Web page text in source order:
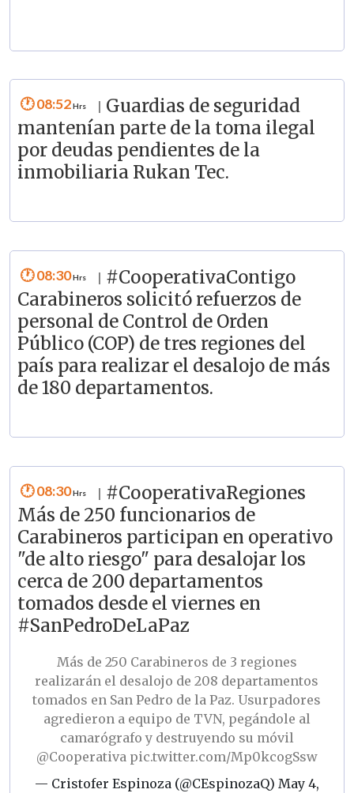
08:52
Guardias de seguridad
mantenían parte de la toma ilegal
por deudas pendientes de la
inmobiliaria Rukan Tec.
08:30
#CooperativaContigo
Carabineros solicitó refuerzos de
personal de Control de Orden
Público (COP) de tres regiones del
país para realizar el desalojo de más
de 180 departamentos.
08:30
#CooperativaRegiones
Más de 250 funcionarios de
Carabineros participan en operativo
"de alto riesgo" para desalojar los
cerca de 200 departamentos
tomados desde el viernes en
#SanPedroDeLaPaz
Más de 250 Carabineros de 3 regiones
realizarán el desalojo de 208 departamentos
tomados en San Pedro de la Paz. Usurpadores
agredieron a equipo de TVN, pegándole al
camarógrafo y destruyendo su móvil
@Cooperativa pic.twitter.com/Mp0kcogSsw
— Cristofer Espinoza (@CEspinozaQ) May 4,